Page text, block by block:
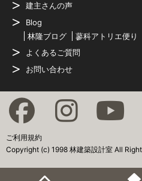
建主さんの声
Blog
林隆ブログ
蓼科アトリエ便り
よくあるご質問
お問い合わせ
ご利用規約
Copyright (c) 1998 林建築設計室 All